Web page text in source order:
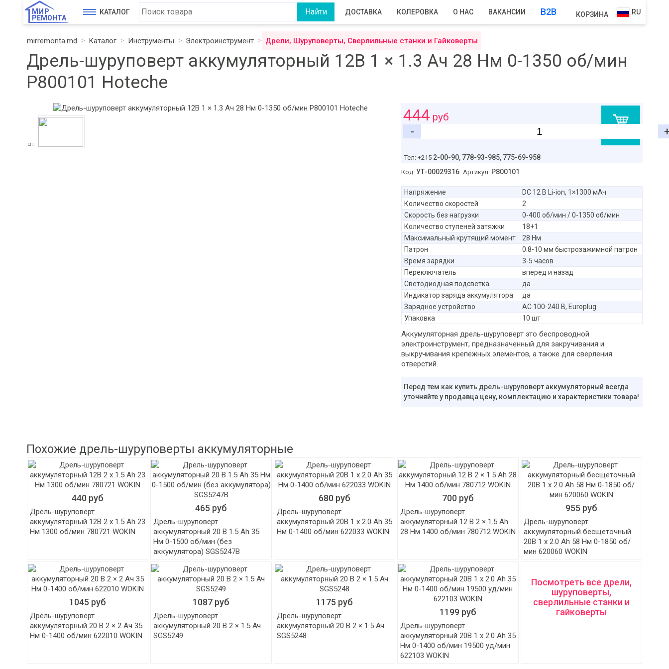
МИР
РЕМОНТА
КАТАЛОГ ДОСТАВКА КОЛЕРОВКА О НАС ВАКАНСИИ B2B КОРЗИНА RU
mirremonta.md Каталог Инструменты Электроинструмент Дрели, Шуруповерты, Сверлильные станки и Гайковерты
Дрель-шуруповерт аккумуляторный 12В 1 × 1.3 Aч 28 Нм 0-1350 об/мин
P800101 Hoteche
444 руб
-
Тел: +215 2-00-90, 778-93-985, 775-69-958
Код: УТ-00029316 Артикул: P800101
Напряжение
DC 12 В Li-ion, 1×1300 мАч
Количество скоростей
2
Скорость без нагрузки
0-400 об/мин / 0-1350 об/мин
Количество ступеней затяжки
18+1
Максимальный крутящий момент
28 Нм
Патрон
0.8-10 мм быстрозажимной патрон
Время зарядки
3-5 часов
Переключатель
вперед и назад
Светодиодная подсветка
да
Индикатор заряда аккумулятора
да
Зарядное устройство
AC 100-240 В, Europlug
Упаковка
10 шт
Аккумуляторная дрель-шуруповерт это беспроводной
электроинструмент, предназначенный для закручивания и
выкручивания крепежных элементов, а также для сверления
отверстий.
Перед тем как купить дрель-шуруповерт аккумуляторный всегда
уточняйте у продавца цену, комплектацию и характеристики товара!
Похожие дрель-шуруповерты аккумуляторные
440 руб
Дрель-шуруповерт
аккумуляторный 12В 2 x 1.5 Ah 23
Нм 1300 об/мин 780721 WOKIN
465 руб
Дрель-шуруповерт
аккумуляторный 20 В 1.5 Ah 35
Нм 0-1500 об/мин (без
аккумулятора) SGS5247B
680 руб
Дрель-шуруповерт
аккумуляторный 20В 1 x 2.0 Ah 35
Нм 0-1400 об/мин 622033 WOKIN
700 руб
Дрель-шуруповерт
аккумуляторный 12 В 2 × 1.5 Ah
28 Нм 1400 об/мин 780712 WOKIN
955 руб
Дрель-шуруповерт
аккумуляторный бесщеточный
20В 1 x 2.0 Ah 58 Нм 0-1850 об/
мин 620060 WOKIN
1045 руб
Дрель-шуруповерт
аккумуляторный 20 В 2 × 2 Aч 35
Нм 0-1400 об/мин 622010 WOKIN
1087 руб
Дрель-шуруповерт
аккумуляторный 20 В 2 × 1.5 Ач
SGS5249
1175 руб
Дрель-шуруповерт
аккумуляторный 20 В 2 × 1.5 Ач
SGS5248
1199 руб
Дрель-шуруповерт
аккумуляторный 20В 1 x 2.0 Ah 35
Нм 0-1400 об/мин 19500 уд/мин
622103 WOKIN
Посмотреть все дрели,
шуруповерты,
сверлильные станки и
гайковерты